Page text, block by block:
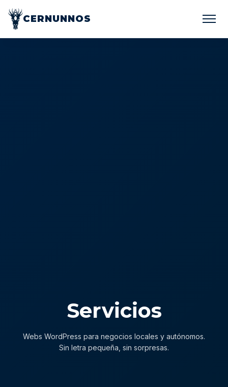
CERNUNNOS
Servicios
Webs WordPress para negocios locales y autónomos.
Sin letra pequeña, sin sorpresas.